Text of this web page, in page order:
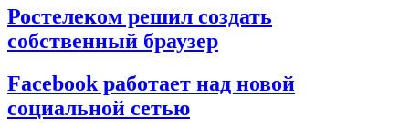
Ростелеком решил создать
собственный браузер
Facebook работает над новой
социальной сетью